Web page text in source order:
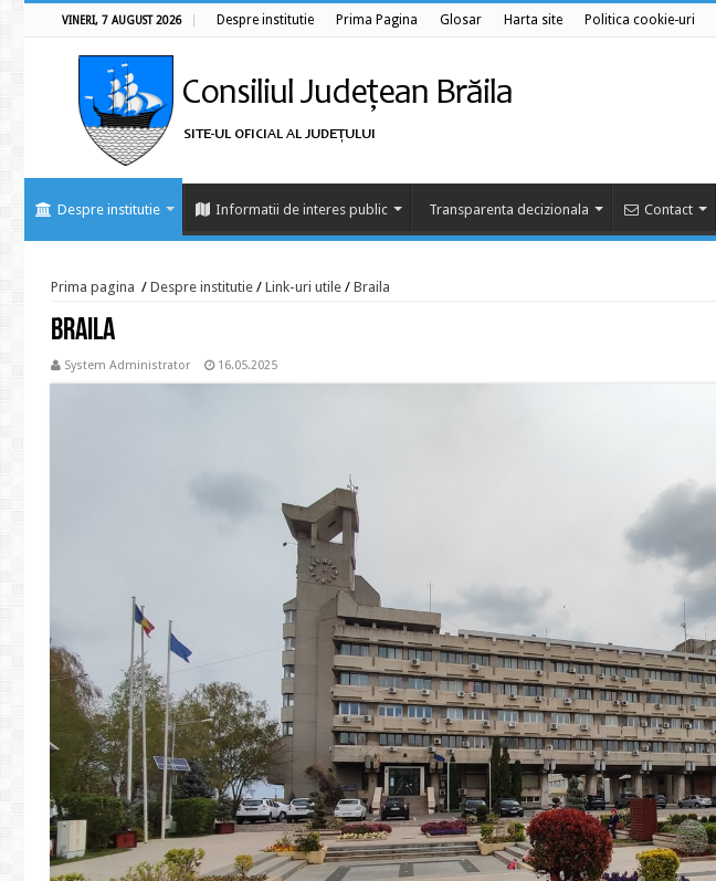
VINERI, 7 AUGUST 2026 Despre institutie Prima Pagina Glosar Harta site Politica cookie-uri
Despre institutie Informatii de interes public Transparenta decizionala Contact
Prima pagina / Despre institutie / Link-uri utile / Braila
Braila
System Administrator 16.05.2025